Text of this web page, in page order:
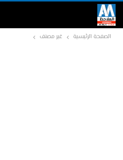
الصفحة الرئيسية غير مصنف